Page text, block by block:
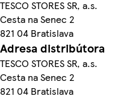
TESCO STORES SR, a.s.
Cesta na Senec 2
821 04 Bratislava
Adresa distribútora
TESCO STORES SR, a.s.
Cesta na Senec 2
821 04 Bratislava